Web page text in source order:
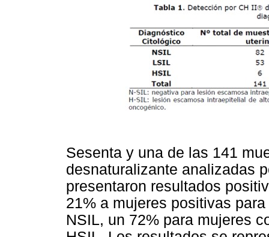
Sesenta y una de las 141
desnaturalizante analizadas
presentaron resultados
21% a mujeres positivas
NSIL, un 72% para mujeres